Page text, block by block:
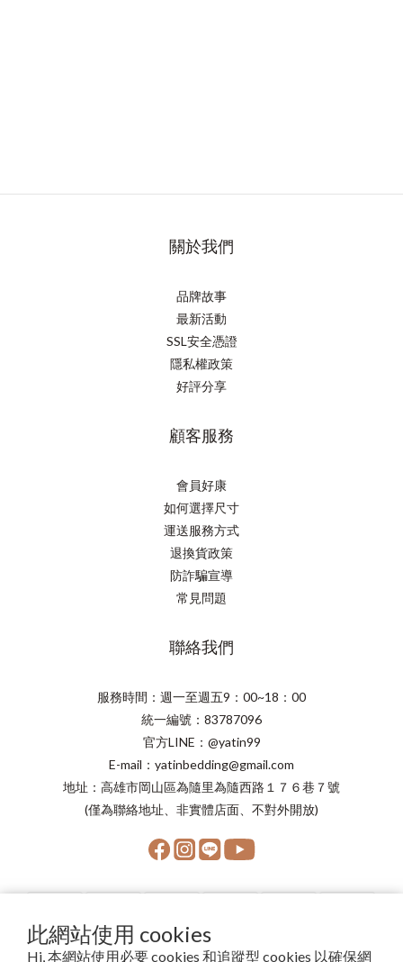
此網站使用 cookies
Hi, 本網站使用必要 cookies 和追蹤型 cookies 以確保網
關於我們
品牌故事
最新活動
SSL安全憑證
隱私權政策
好評分享
顧客服務
會員好康
如何選擇尺寸
運送服務方式
退換貨政策
防詐騙宣導
常見問題
聯絡我們
服務時間：週一至週五9：00~18：00
統一編號：83787096
官方LINE：@yatin99
E-mail：yatinbedding@gmail.com
地址：高雄市岡山區為隨里為隨西路１７６巷７號
(僅為聯絡地址、非實體店面、不對外開放)